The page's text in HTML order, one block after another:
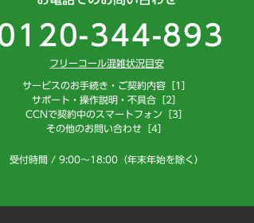
344-893
フリーコール混雑状況目安
サービスのお手続き・ご契約内容［1］
サポート・操作説明・不具合［2］
CCNで契約中のスマートフォン［3］
その他のお問い合わせ［4］
受付時間 / 9:00～18:00（年末年始を除く）